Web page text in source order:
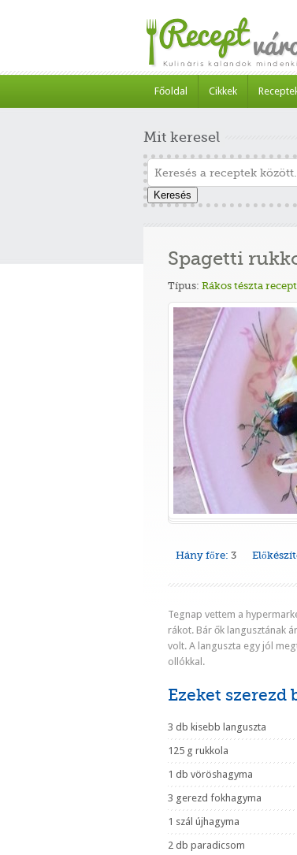
Főoldal Cikkek
Mit keresel
Keresés
Spagetti
Típus: Rákos tészta
Hány főre: 3
Tegnap vettem a
rákot. Bár ők langusztának
volt. A languszta egy jól
ollókkal.
Ezeket szerezd
3 db kisebb languszta
125 g rukkola
1 db vöröshagyma
3 gerezd fokhagyma
1 szál újhagyma
2 db paradicsom